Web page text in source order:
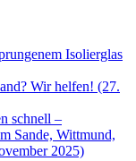
Isolierglas
Wir helfen! (27.
schnell –
Sande, Wittmund,
2025)